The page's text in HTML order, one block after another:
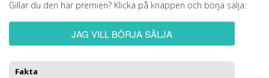
Gillar du den här premien? Klicka på knappen och börja sälja.
JAG VILL BÖRJA SÄLJA
Fakta